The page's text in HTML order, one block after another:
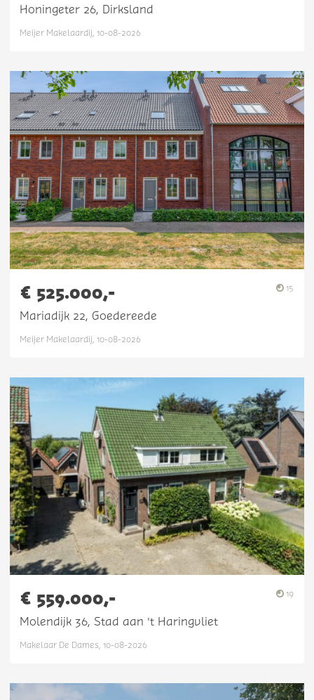
Honingeter 26, Dirksland
Meijer Makelaardij, 10-08-2026
€ 525.000,- 15
Mariadijk 22, Goedereede
Meijer Makelaardij, 10-08-2026
€ 559.000,- 19
Molendijk 36, Stad aan 't Haringvliet
Makelaar De Dames, 10-08-2026